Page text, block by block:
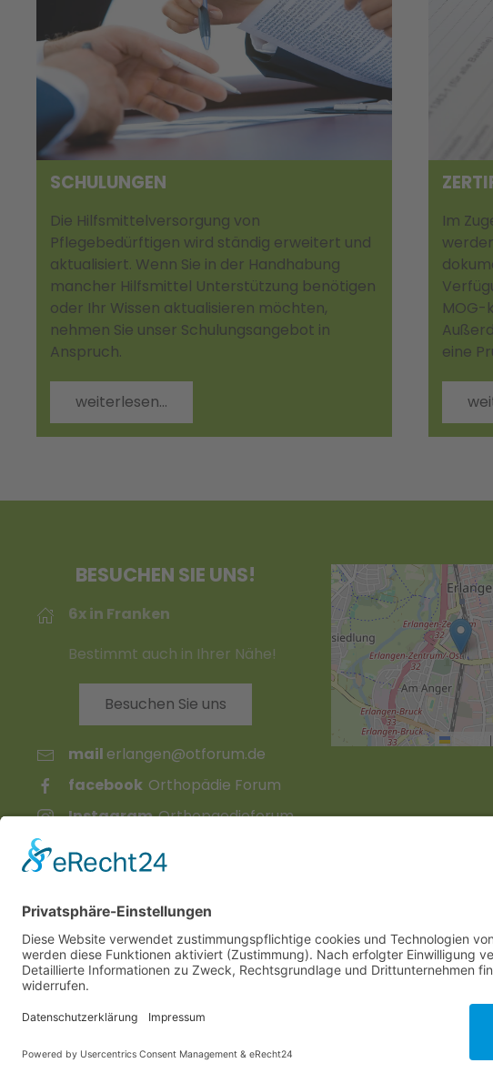
SCHULUNGEN
Die Hilfsmittelversorgung von
Pflegebedürftigen wird ständig erweitert und
aktualisiert. Wenn Sie in der Handhabung
mancher Hilfsmittel Unterstützung benötigen
oder Ihr Wissen aktualisieren möchten,
nehmen Sie unser Schulungsangebot in
Anspruch.
weiterlesen...
Im
MOG-
eine
BESUCHEN SIE UNS!
6x in Franken
Bestimmt auch in Ihrer Nähe!
Besuchen Sie uns
mail erlangen@otforum.de
facebook Orthopädie Forum
InstagramOrthopaedieforum
TikTok
orthopaedie_forum
YouTubeOrthopädieForum
|
Copyright © 2026 Orthopädie Forum